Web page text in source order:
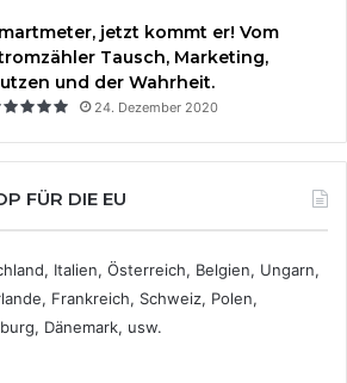
jetzt kommt er! Vom
Tausch, Marketing,
und der Wahrheit.
24. Dezember 2020
FÜR DIE EU
Italien, Österreich, Belgien, Ungarn,
Frankreich, Schweiz, Polen,
Dänemark, usw.